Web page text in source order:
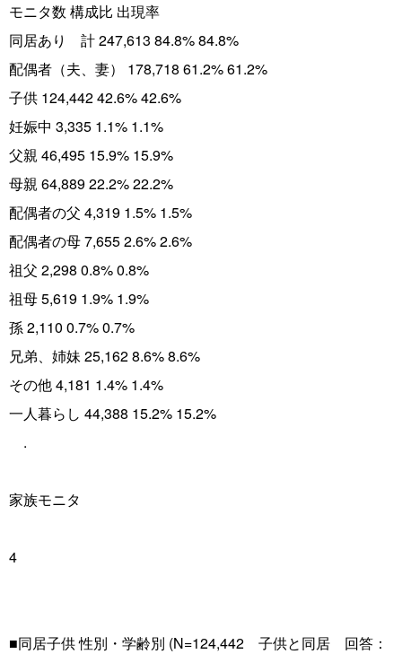
モニタ数 構成比 出現率
同居あり 計 247,613 84.8% 84.8%
配偶者（夫、妻） 178,718 61.2% 61.2%
子供 124,442 42.6% 42.6%
妊娠中 3,335 1.1% 1.1%
父親 46,495 15.9% 15.9%
母親 64,889 22.2% 22.2%
配偶者の父 4,319 1.5% 1.5%
配偶者の母 7,655 2.6% 2.6%
祖父 2,298 0.8% 0.8%
祖母 5,619 1.9% 1.9%
孫 2,110 0.7% 0.7%
兄弟、姉妹 25,162 8.6% 8.6%
その他 4,181 1.4% 1.4%
一人暮らし 44,388 15.2% 15.2%
.
家族モニタ
4
■同居子供 性別・学齢別 (N=124,442 子供と同居 回答：